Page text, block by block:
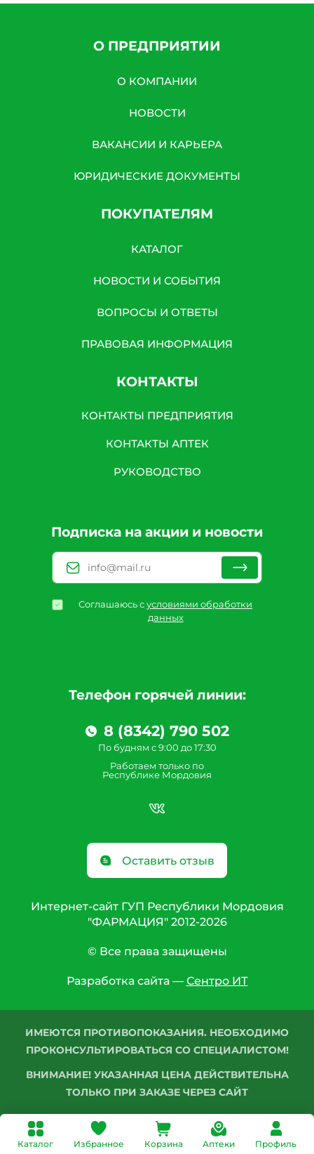
Каталог Избранное Корзина Аптеки Профиль
Телефон горячей линии:
8 (8342) 790 502
По будням с 9:00 до 17:30
Работаем только по
Республике Мордовия
Оставить отзыв
О ПРЕДПРИЯТИИ
О КОМПАНИИ
НОВОСТИ
ВАКАНСИИ И КАРЬЕРА
ЮРИДИЧЕСКИЕ ДОКУМЕНТЫ
ПОКУПАТЕЛЯМ
КАТАЛОГ
НОВОСТИ И СОБЫТИЯ
ВОПРОСЫ И ОТВЕТЫ
ПРАВОВАЯ ИНФОРМАЦИЯ
КОНТАКТЫ
КОНТАКТЫ ПРЕДПРИЯТИЯ
КОНТАКТЫ АПТЕК
РУКОВОДСТВО
Подписка на акции и новости
Соглашаюсь сусловиями обработки
данных
Интернет-сайт ГУП Республики Мордовия
"ФАРМАЦИЯ" 2012-2026
© Все права защищены
Разработка сайта — Сентро ИТ
ИМЕЮТСЯ ПРОТИВОПОКАЗАНИЯ. НЕОБХОДИМО
ПРОКОНСУЛЬТИРОВАТЬСЯ СО СПЕЦИАЛИСТОМ!
ВНИМАНИЕ! УКАЗАННАЯ ЦЕНА ДЕЙСТВИТЕЛЬНА
ТОЛЬКО ПРИ ЗАКАЗЕ ЧЕРЕЗ САЙТ